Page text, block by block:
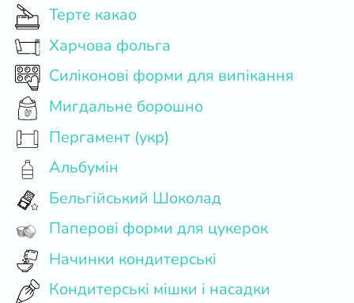
Терте какао
Харчова фольга
Силіконові форми для випікання
Мигдальне борошно
Пергамент (укр)
Альбумін
Бельгійський Шоколад
Паперові форми для цукерок
Начинки кондитерські
Кондитерські мішки і насадки